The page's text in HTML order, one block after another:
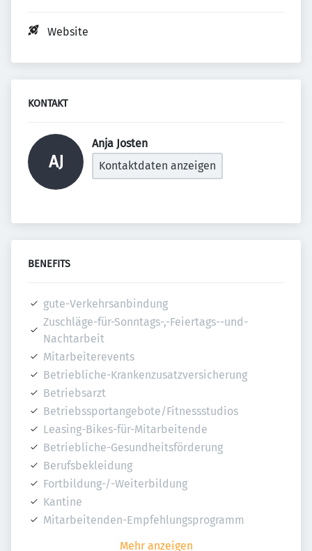
Website
KONTAKT
AJ
Anja Josten
Kontaktdaten anzeigen
BENEFITS
gute-Verkehrsanbindung
Zuschläge-für-Sonntags-,-Feiertags--und-
Nachtarbeit
Mitarbeiterevents
Betriebliche-Krankenzusatzversicherung
Betriebsarzt
Betriebssportangebote/Fitnessstudios
Leasing-Bikes-für-Mitarbeitende
Betriebliche-Gesundheitsförderung
Berufsbekleidung
Fortbildung-/-Weiterbildung
Kantine
Mitarbeitenden-Empfehlungsprogramm
Mehr anzeigen